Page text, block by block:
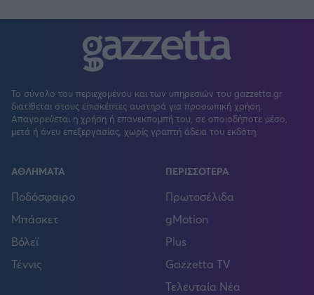
Το σύνολο του περιεχομένου και των υπηρεσιών του gazzetta.gr
διατίθεται στους επισκέπτες αυστηρά για προσωπική χρήση.
Απαγορεύεται η χρήση ή επανεκπομπή του, σε οποιοδήποτε μέσο,
μετά ή άνευ επεξεργασίας, χωρίς γραπτή άδεια του εκδότη.
ΑΘΛΗΜΑΤΑ
Ποδόσφαιρο
Μπάσκετ
Βόλεϊ
Τέννις
ΠΕΡΙΣΣΟΤΕΡΑ
Πρωτοσέλιδα
gMotion
Plus
Gazzetta TV
Τελευταία Νέα